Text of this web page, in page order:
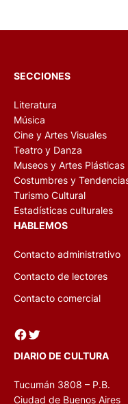
SECCIONES
Literatura
Música
Cine y Artes Visuales
Teatro y Danza
Museos y Artes Plásticas
Costumbres y
Turismo Cultural
Estadísticas culturales
HABLEMOS
Contacto administrativo
Contacto de lectores
Contacto comercial
Facebook Twitter
DIARIO DE CULTURA
Tucumán 3808 – P.B.
Ciudad de Buenos Aires